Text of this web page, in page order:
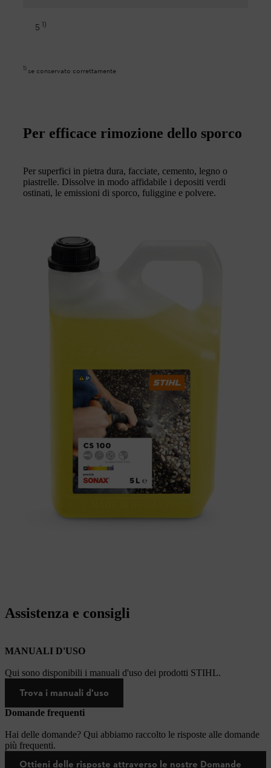
5 1)
1) se conservato correttamente
Per efficace rimozione dello sporco
Per superfici in pietra dura, facciate, cemento, legno o
piastrelle. Dissolve in modo affidabile i depositi verdi
ostinati, le emissioni di sporco, fuliggine e polvere.
Assistenza e consigli
MANUALI D'USO
Qui sono disponibili i manuali d'uso dei prodotti STIHL.
Trova i manuali d'uso
Domande frequenti
Hai delle domande? Qui abbiamo raccolto le risposte alle domande
più frequenti.
Ottieni delle risposte attraverso le nostre Domande